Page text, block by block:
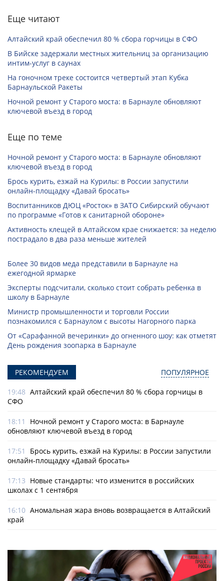
Еще читают
Алтайский край обеспечил 80 % сбора горчицы в СФО
В Бийске задержали местных жительниц за организацию
интим-услуг в саунах
На гоночном треке состоится четвертый этап Кубка
Барнаульской Ракеты
Ночной ремонт у Старого моста: в Барнауле обновляют
ключевой въезд в город
Еще по теме
Ночной ремонт у Старого моста: в Барнауле обновляют
ключевой въезд в город
Брось курить, езжай на Курилы: в России запустили
онлайн-­площадку «Давай бросать»
Воспитанников ДЮЦ «Росток» в ЗАТО Сибирский обучают
по программе «Готов к санитарной обороне»
Активность клещей в Алтайском крае снижается: за неделю
пострадало в два раза меньше жителей
Более 30 видов меда представили в Барнауле на
ежегодной ярмарке
Эксперты подсчитали, сколько стоит собрать ребенка в
школу в Барнауле
Министр промышленности и торговли России
познакомился с Барнаулом с высоты Нагорного парка
От «Сарафанной вечеринки» до огненного шоу: как отметят
День рождения зоопарка в Барнауле
РЕКОМЕНДУЕМ ПОПУЛЯРНОЕ
19:48 Алтайский край обеспечил 80 % сбора горчицы в
СФО
18:11
Ночной ремонт у Старого моста: в Барнауле
обновляют ключевой въезд в город
17:51
Брось курить, езжай на Курилы: в России запустили
онлайн-­площадку «Давай бросать»
17:13 Новые стандарты: что изменится в российских
школах с 1 сентября
16:10 Аномальная жара вновь возвращается в Алтайский
край